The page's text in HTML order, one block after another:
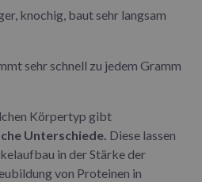
knochig, baut sehr langsam
sehr schnell zu jedem Gramm
Körpertyp gibt
Unterschiede. Diese lassen
in der Stärke der
von Proteinen in